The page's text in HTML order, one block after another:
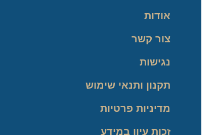
אודות
צור קשר
נגישות
תקנון ותנאי שימוש
מדיניות פרטיות
זכות עיון במידע